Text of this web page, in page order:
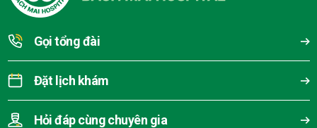
Gọi tổng đài
Đặt lịch khám
Hỏi đáp cùng chuyên gia